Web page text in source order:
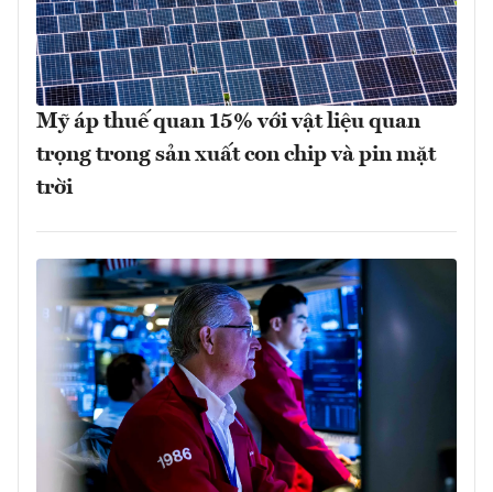
Mỹ áp thuế quan 15% với vật liệu quan
trọng trong sản xuất con chip và pin mặt
trời